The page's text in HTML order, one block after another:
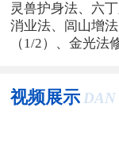
灵兽护身法、六
消业法、闾山增
（1/2）、金光法
视频展示